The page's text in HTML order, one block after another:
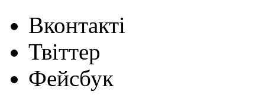
Вконтакті
Твіттер
Фейсбук